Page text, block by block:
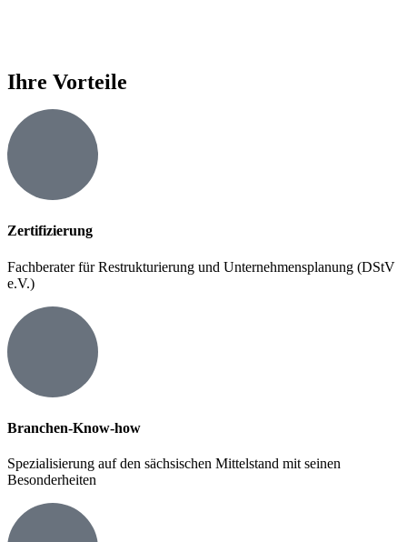
Ihre Vorteile
Zertifizierung
Fachberater für Restrukturierung und Unternehmensplanung (DStV
e.V.)
Branchen-Know-how
Spezialisierung auf den sächsischen Mittelstand mit seinen
Besonderheiten